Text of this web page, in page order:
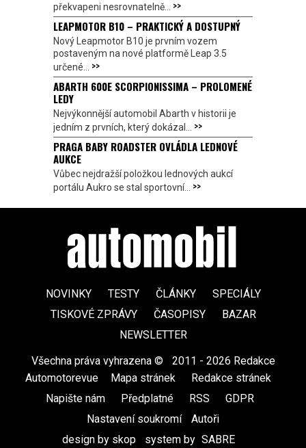
překvapeni nesrovnatelně... >>
LEAPMOTOR B10 – PRAKTICKÝ A DOSTUPNÝ
Nový Leapmotor B10 je prvním vozem
postaveným na nové platformě Leap 3.5
určené... >>
ABARTH 600E SCORPIONISSIMA – PROLOMENÉ
LEDY
Nejvýkonnější automobil Abarth v historii je
jedním z prvních, který dokázal... >>
PRAGA BABY ROADSTER OVLÁDLA LEDNOVÉ
AUKCE
Vůbec nejdražší položkou lednových aukcí
portálu Aukro se stal sportovní... >>
NOVINKY TESTY ČLÁNKY
SPECIÁLY
TISKOVÉ ZPRÁVY
ČASOPISY
BAZAR
NEWSLETTER
Všechna práva vyhrazena ©
2011 - 2026 Redakce
Automotorevue
Mapa stránek Redakce stránek
Napište nám
Předplatné RSS GDPR
Nastavení soukromí
Autoři
design by skop
system by SABRE